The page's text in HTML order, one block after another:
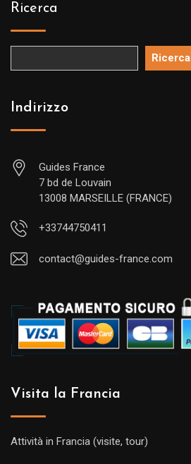
Ricerca
Ricerca
Indirizzo
Guides France
7 bd de Louvain
13008 MARSEILLE (FRANCE)
+33744750411
contact@guides-france.com
Visita la Francia
Attività in Francia (visite, tour)